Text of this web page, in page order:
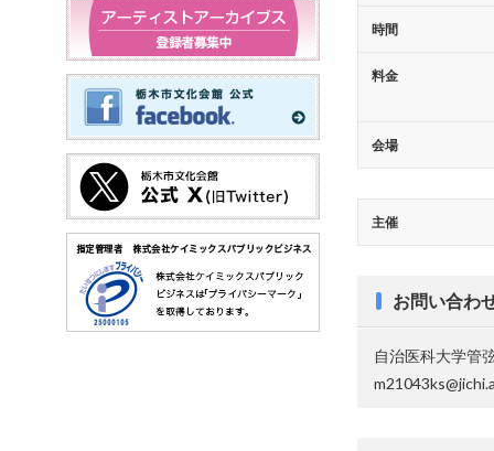
時間
料金
会場
主催
お問い合わ
自治医科大学管